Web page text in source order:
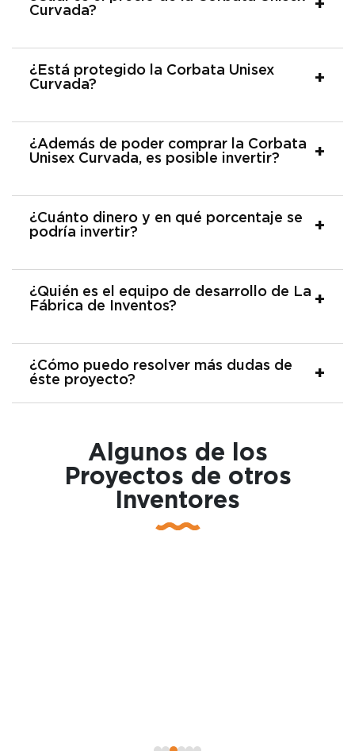
Curvada?
¿Está protegido la Corbata Unisex
Curvada?
¿Además de poder comprar la Corbata
Unisex Curvada, es posible invertir?
¿Cuánto dinero y en qué porcentaje se
podría invertir?
¿Quién es el equipo de desarrollo de La
Fábrica de Inventos?
¿Cómo puedo resolver más dudas de
éste proyecto?
Algunos de los
Proyectos de otros
Inventores